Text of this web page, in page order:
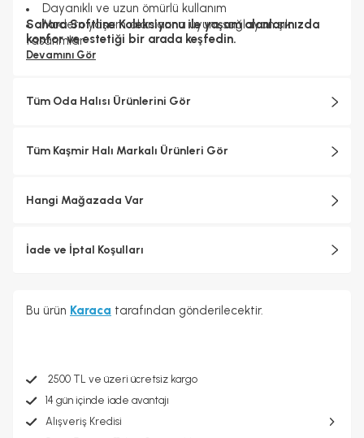
Dayanıklı ve uzun ömürlü kullanım
Modern yaşam alanlarına uyum sağlayan şık
tasarımlar
Sahara Softline Koleksiyonu ile yaşam alanlarınızda
konfor ve estetiği bir arada keşfedin.
Devamını Gör
Tüm Oda Halısı Ürünlerini Gör
Tüm Kaşmir Halı Markalı Ürünleri Gör
Hangi Mağazada Var
İade ve İptal Koşulları
Bu ürün Karaca tarafından gönderilecektir.
2500 TL ve üzeri ücretsiz kargo
14 gün içinde iade avantajı
Alışveriş Kredisi